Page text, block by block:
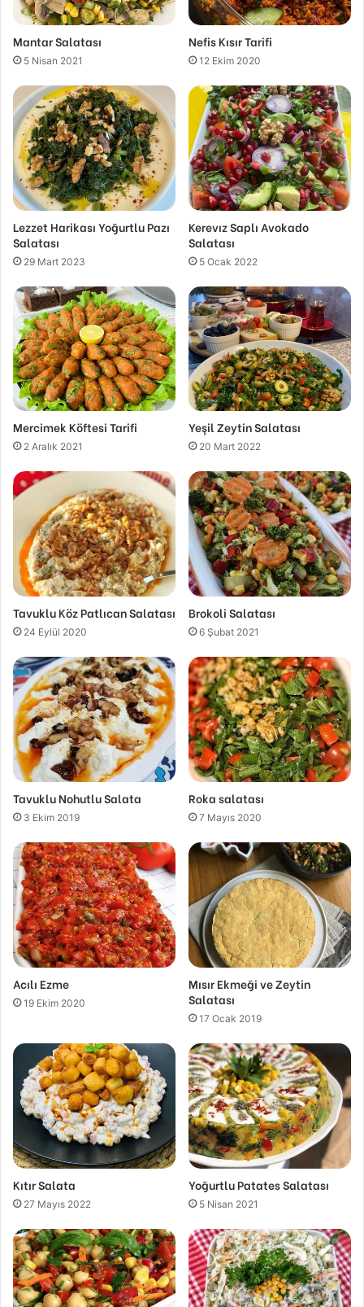
Mantar Salatası
5 Nisan 2021
Nefis Kısır Tarifi
12 Ekim 2020
Lezzet Harikası Yoğurtlu Pazı
Salatası
29 Mart 2023
Kerevız Saplı Avokado
Salatası
5 Ocak 2022
Mercimek Köftesi Tarifi
2 Aralık 2021
Yeşil Zeytin Salatası
20 Mart 2022
Tavuklu Köz Patlıcan Salatası
24 Eylül 2020
Brokoli Salatası
6 Şubat 2021
Tavuklu Nohutlu Salata
3 Ekim 2019
Roka salatası
7 Mayıs 2020
Acılı Ezme
19 Ekim 2020
Mısır Ekmeği ve Zeytin
Salatası
17 Ocak 2019
Kıtır Salata
27 Mayıs 2022
Yoğurtlu Patates Salatası
5 Nisan 2021